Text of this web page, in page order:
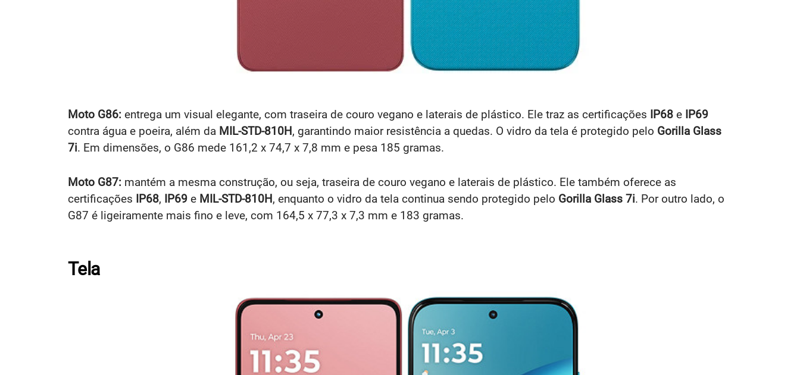
Moto G86: entrega um visual elegante, com traseira de couro vegano e laterais de plástico. Ele traz as certificações IP68 e IP69
contra água e poeira, além da MIL-STD-810H, garantindo maior resistência a quedas. O vidro da tela é protegido pelo Gorilla Glass
7i. Em dimensões, o G86 mede 161,2 x 74,7 x 7,8 mm e pesa 185 gramas.
Moto G87: mantém a mesma construção, ou seja, traseira de couro vegano e laterais de plástico. Ele também oferece as
certificações IP68, IP69 e MIL-STD-810H, enquanto o vidro da tela continua sendo protegido pelo Gorilla Glass 7i. Por outro lado, o
G87 é ligeiramente mais fino e leve, com 164,5 x 77,3 x 7,3 mm e 183 gramas.
Tela